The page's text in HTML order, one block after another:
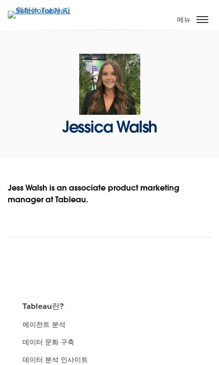
요
메뉴
Jessica Walsh
Jess Walsh is an associate product marketing
manager at Tableau.
Tableau란?
에이전트 분석
데이터 문화 구축
데이터 분석 인사이트